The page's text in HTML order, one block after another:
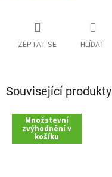
ZEPTAT SE HLÍDAT
Související produkty
Množstevní
zvýhodnění v
košíku